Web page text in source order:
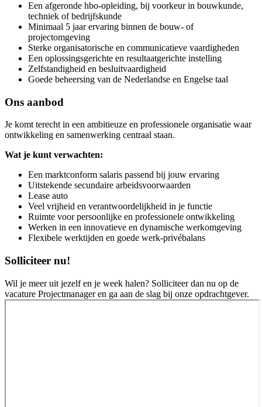
Een afgeronde hbo-opleiding, bij voorkeur in bouwkunde,
techniek of bedrijfskunde
Minimaal 5 jaar ervaring binnen de bouw- of
projectomgeving
Sterke organisatorische en communicatieve vaardigheden
Een oplossingsgerichte en resultaatgerichte instelling
Zelfstandigheid en besluitvaardigheid
Goede beheersing van de Nederlandse en Engelse taal
Ons aanbod
Je komt terecht in een ambitieuze en professionele organisatie waar
ontwikkeling en samenwerking centraal staan.
Wat je kunt verwachten:
Een marktconform salaris passend bij jouw ervaring
Uitstekende secundaire arbeidsvoorwaarden
Lease auto
Veel vrijheid en verantwoordelijkheid in je functie
Ruimte voor persoonlijke en professionele ontwikkeling
Werken in een innovatieve en dynamische werkomgeving
Flexibele werktijden en goede werk-privébalans
Solliciteer nu!
Wil je meer uit jezelf en je week halen? Solliciteer dan nu op de
vacature Projectmanager en ga aan de slag bij onze opdrachtgever.